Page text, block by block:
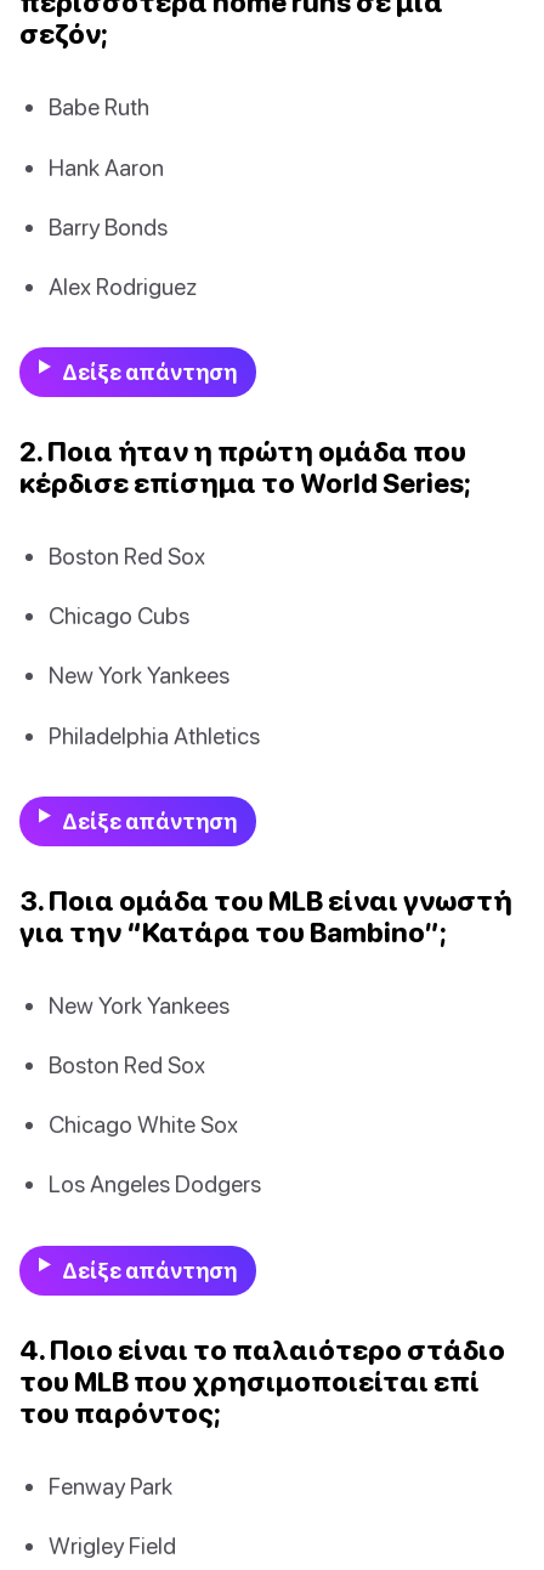
σεζόν;
Babe Ruth
Hank Aaron
Barry Bonds
Alex Rodriguez
Δείξε απάντηση
2. Ποια ήταν η πρώτη ομάδα που
κέρδισε επίσημα το World Series;
Boston Red Sox
Chicago Cubs
New York Yankees
Philadelphia Athletics
Δείξε απάντηση
3. Ποια ομάδα του MLB είναι γνωστή
για την “Κατάρα του Bambino”;
New York Yankees
Boston Red Sox
Chicago White Sox
Los Angeles Dodgers
Δείξε απάντηση
4. Ποιο είναι το παλαιότερο στάδιο
του MLB που χρησιμοποιείται επί
του παρόντος;
Fenway Park
Wrigley Field